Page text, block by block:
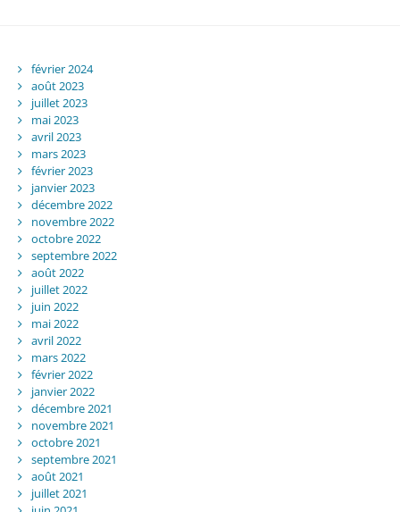
février 2024
août 2023
juillet 2023
mai 2023
avril 2023
mars 2023
février 2023
janvier 2023
décembre 2022
novembre 2022
octobre 2022
septembre 2022
août 2022
juillet 2022
juin 2022
mai 2022
avril 2022
mars 2022
février 2022
janvier 2022
décembre 2021
novembre 2021
octobre 2021
septembre 2021
août 2021
juillet 2021